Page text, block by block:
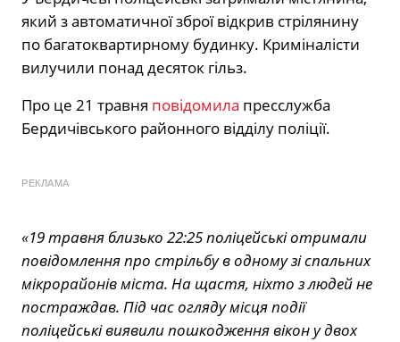
який з автоматичної зброї відкрив стрілянину
по багатоквартирному будинку. Криміналісти
вилучили понад десяток гільз.
Про це 21 травня повідомила пресслужба
Бердичівського районного відділу поліції.
РЕКЛАМА
«19 травня близько 22:25 поліцейські отримали
повідомлення про стрільбу в одному зі спальних
мікрорайонів міста. На щастя, ніхто з людей не
постраждав. Під час огляду місця події
поліцейські виявили пошкодження вікон у двох